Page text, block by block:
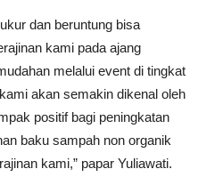
dan beruntung bisa
kami pada ajang
melalui event di tingkat
akan semakin dikenal oleh
positif bagi peningkatan
baku sampah non organik
kami,” papar Yuliawati.